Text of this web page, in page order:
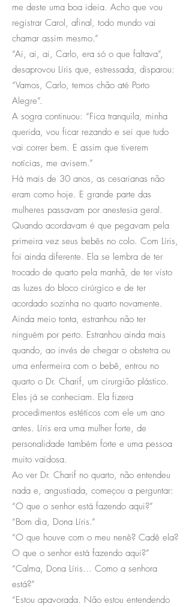
me deste uma boa ideia. Acho que vou
registrar Carol, afinal, todo mundo vai
chamar assim mesmo.”
“Ai, ai, ai, Carlo, era só o que faltava”,
desaprovou Líris que, estressada, disparou:
“Vamos, Carlo, temos chão até Porto
Alegre”.
A sogra continuou: “Fica tranquila, minha
querida, vou ficar rezando e sei que tudo
vai correr bem. E assim que tiverem
notícias, me avisem.”
Há mais de 30 anos, as cesarianas não
eram como hoje. E grande parte das
mulheres passavam por anestesia geral.
Quando acordavam é que pegavam pela
primeira vez seus bebês no colo. Com Líris,
foi ainda diferente. Ela se lembra de ter
trocado de quarto pela manhã, de ter visto
as luzes do bloco cirúrgico e de ter
acordado sozinha no quarto novamente.
Ainda meio tonta, estranhou não ter
ninguém por perto. Estranhou ainda mais
quando, ao invés de chegar o obstetra ou
uma enfermeira com o bebê, entrou no
quarto o Dr. Charif, um cirurgião plástico.
Eles já se conheciam. Ela fizera
procedimentos estéticos com ele um ano
antes. Líris era uma mulher forte, de
personalidade também forte e uma pessoa
muito vaidosa.
Ao ver Dr. Charif no quarto, não entendeu
nada e, angustiada, começou a perguntar:
“O que o senhor está fazendo aqui?”
“Bom dia, Dona Líris.”
“O que houve com o meu nenê? Cadê ela?
O que o senhor está fazendo aqui?”
“Calma, Dona Líris... Como a senhora
está?”
“Estou apavorada. Não estou entendendo